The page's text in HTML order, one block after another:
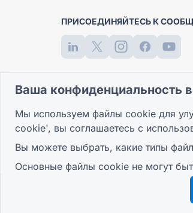
ПРИСОЕДИНЯЙТЕСЬ К
Ваша конфиденциальность
Мы используем файлы cookie для
cookie', вы соглашаетесь с
Вы можете выбрать, какие типы
Основные файлы cookie не могут